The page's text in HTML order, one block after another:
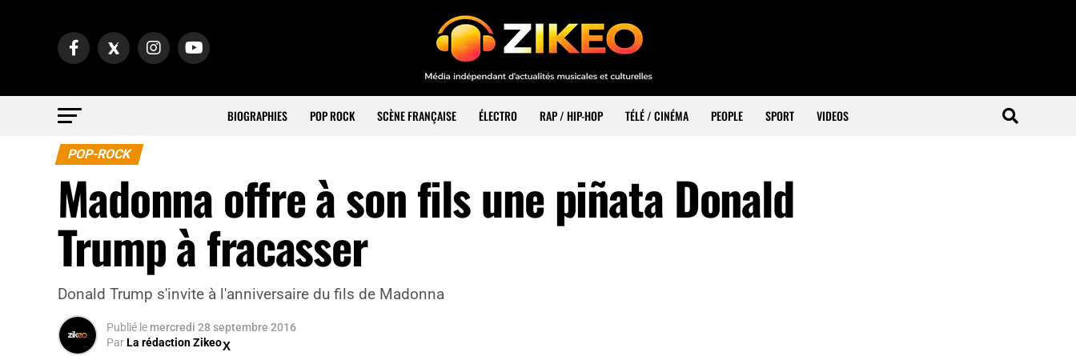
BIOGRAPHIES POP ROCK SCÈNE FRANÇAISE ÉLECTRO RAP / HIP-HOP TÉLÉ / CINÉMA PEOPLE SPORT VIDEOS
POP-ROCK
Madonna offre à son fils une piñata Donald
Trump à fracasser
Donald Trump s'invite à l'anniversaire du fils de Madonna
Publié le mercredi 28 septembre 2016
ParLa rédaction Zikeo